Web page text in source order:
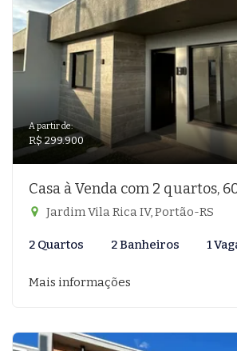
A partir de:
R$ 299.900
Casa à Venda com 2 quartos,
Jardim Vila Rica IV, Portão-RS
2 Quartos 2 Banheiros 1
Mais informações